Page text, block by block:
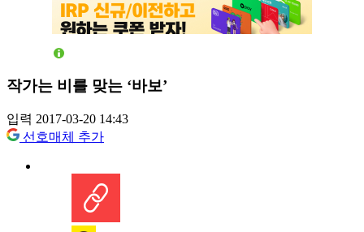
작가는 비를 맞는 ‘바보’
입력 2017-03-20 14:43
선호매체 추가